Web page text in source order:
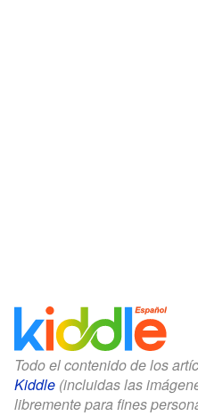
Todo el contenido de los
Kiddle (incluidas las
libremente para fines